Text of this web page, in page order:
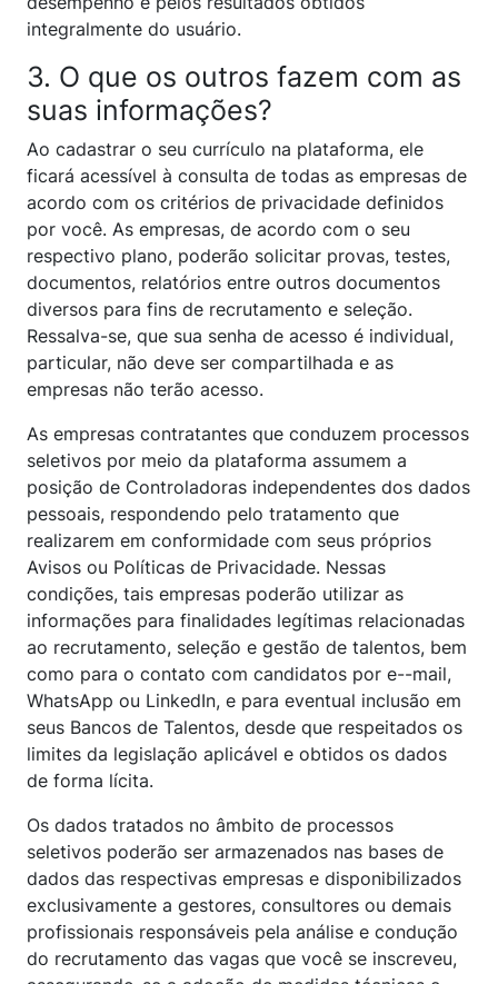
integralmente do usuário.
3. O que os outros fazem com as
suas informações?
Ao cadastrar o seu currículo na plataforma, ele
ficará acessível à consulta de todas as empresas de
acordo com os critérios de privacidade definidos
por você. As empresas, de acordo com o seu
respectivo plano, poderão solicitar provas, testes,
documentos, relatórios entre outros documentos
diversos para fins de recrutamento e seleção.
Ressalva-se, que sua senha de acesso é individual,
particular, não deve ser compartilhada e as
empresas não terão acesso.
As empresas contratantes que conduzem processos
seletivos por meio da plataforma assumem a
posição de Controladoras independentes dos dados
pessoais, respondendo pelo tratamento que
realizarem em conformidade com seus próprios
Avisos ou Políticas de Privacidade. Nessas
condições, tais empresas poderão utilizar as
informações para finalidades legítimas relacionadas
ao recrutamento, seleção e gestão de talentos, bem
como para o contato com candidatos por e--mail,
WhatsApp ou LinkedIn, e para eventual inclusão em
seus Bancos de Talentos, desde que respeitados os
limites da legislação aplicável e obtidos os dados
de forma lícita.
Os dados tratados no âmbito de processos
seletivos poderão ser armazenados nas bases de
dados das respectivas empresas e disponibilizados
exclusivamente a gestores, consultores ou demais
profissionais responsáveis pela análise e condução
do recrutamento das vagas que você se inscreveu,